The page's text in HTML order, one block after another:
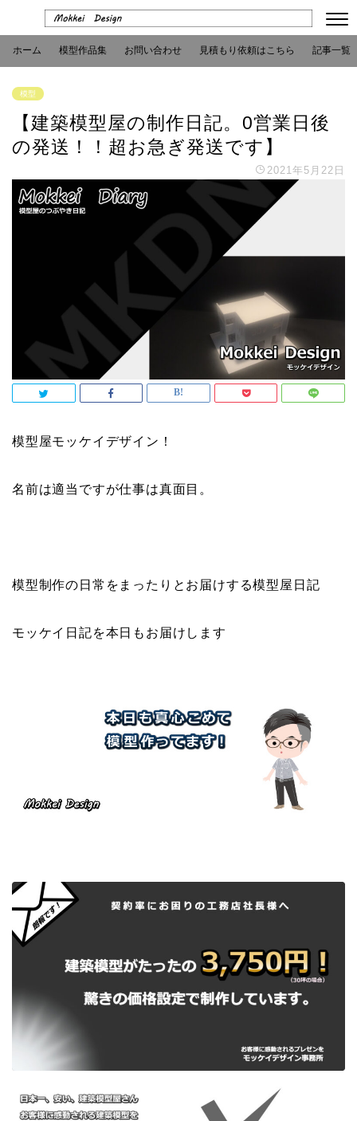
ホーム 模型作品集 お問い合わせ 見積もり依頼はこちら 記事一覧
模型
【建築模型屋の制作日記。0営業日後
の発送！！超お急ぎ発送です】
2021年5月22日
模型屋モッケイデザイン！
名前は適当ですが仕事は真面目。
模型制作の日常をまったりとお届けする模型屋日記
モッケイ日記を本日もお届けします